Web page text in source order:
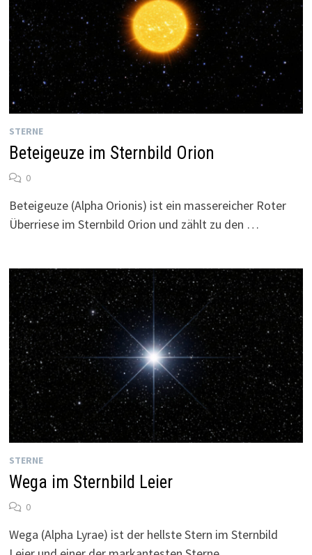
STERNE
Beteigeuze im Sternbild Orion
0
Beteigeuze (Alpha Orionis) ist ein massereicher Roter
Überriese im Sternbild Orion und zählt zu den …
STERNE
Wega im Sternbild Leier
0
Wega (Alpha Lyrae) ist der hellste Stern im Sternbild